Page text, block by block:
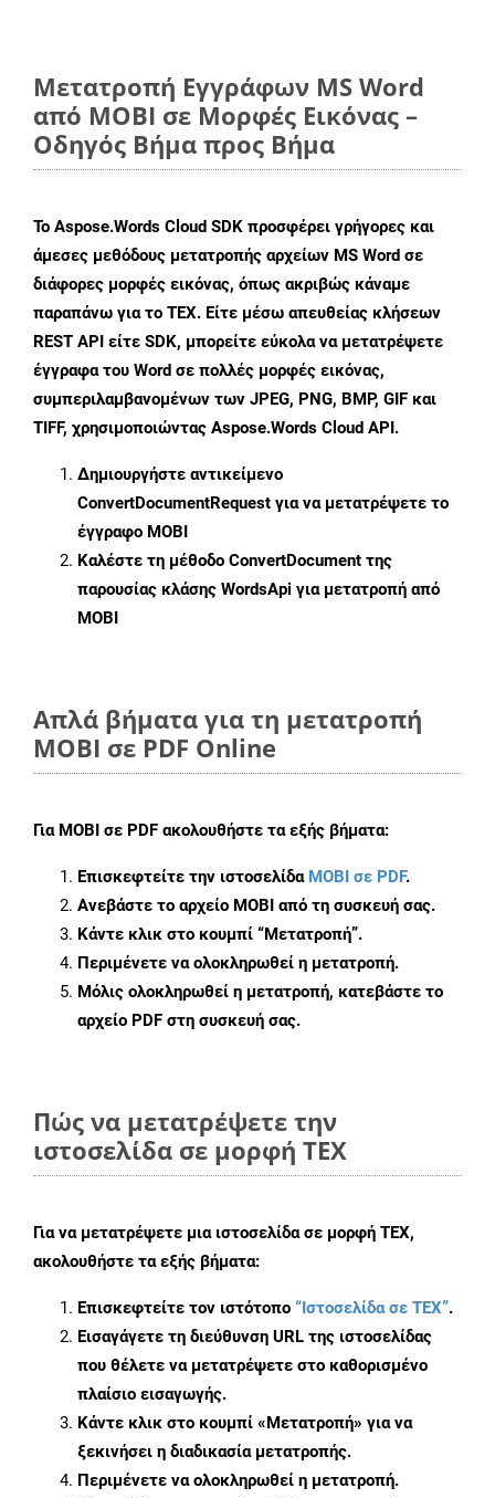
Μετατροπή Εγγράφων MS Word
από MOBI σε Μορφές Εικόνας –
Οδηγός Βήμα προς Βήμα
Το Aspose.Words Cloud SDK προσφέρει γρήγορες και
άμεσες μεθόδους μετατροπής αρχείων MS Word σε
διάφορες μορφές εικόνας, όπως ακριβώς κάναμε
παραπάνω για το TEX. Είτε μέσω απευθείας κλήσεων
REST API είτε SDK, μπορείτε εύκολα να μετατρέψετε
έγγραφα του Word σε πολλές μορφές εικόνας,
συμπεριλαμβανομένων των JPEG, PNG, BMP, GIF και
TIFF, χρησιμοποιώντας Aspose.Words Cloud API.
Δημιουργήστε αντικείμενο
ConvertDocumentRequest για να μετατρέψετε το
έγγραφο MOBI
Καλέστε τη μέθοδο ConvertDocument της
παρουσίας κλάσης WordsApi για μετατροπή από
MOBI
Απλά βήματα για τη μετατροπή
MOBI σε PDF Online
Για MOBI σε PDF ακολουθήστε τα εξής βήματα:
Επισκεφτείτε την ιστοσελίδα MOBI σε PDF.
Ανεβάστε το αρχείο MOBI από τη συσκευή σας.
Κάντε κλικ στο κουμπί “Μετατροπή”.
Περιμένετε να ολοκληρωθεί η μετατροπή.
Μόλις ολοκληρωθεί η μετατροπή, κατεβάστε το
αρχείο PDF στη συσκευή σας.
Πώς να μετατρέψετε την
ιστοσελίδα σε μορφή TEX
Για να μετατρέψετε μια ιστοσελίδα σε μορφή TEX,
ακολουθήστε τα εξής βήματα:
Επισκεφτείτε τον ιστότοπο “Ιστοσελίδα σε TEX”.
Εισαγάγετε τη διεύθυνση URL της ιστοσελίδας
που θέλετε να μετατρέψετε στο καθορισμένο
πλαίσιο εισαγωγής.
Κάντε κλικ στο κουμπί «Μετατροπή» για να
ξεκινήσει η διαδικασία μετατροπής.
Περιμένετε να ολοκληρωθεί η μετατροπή.